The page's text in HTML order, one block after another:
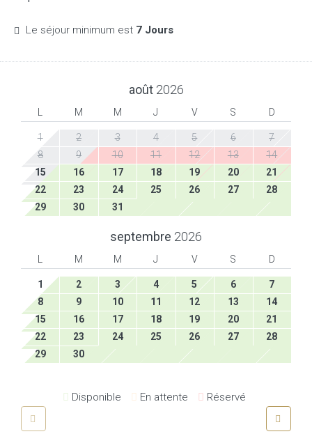
Le séjour minimum est 7 Jours
août 2026
M M J V S D
1 2 3 4 5 6
7
8
9 10 11 12 13
14
15
16 17 18 19 20
21
22
23 24 25 26 27
28
29
30 31
septembre 2026
M M J V S D
1 2 3 4 5 6
7
8
9 10 11 12 13
14
15
16 17 18 19 20
21
22
23 24 25 26 27
28
29
30
Disponible En attente Réservé